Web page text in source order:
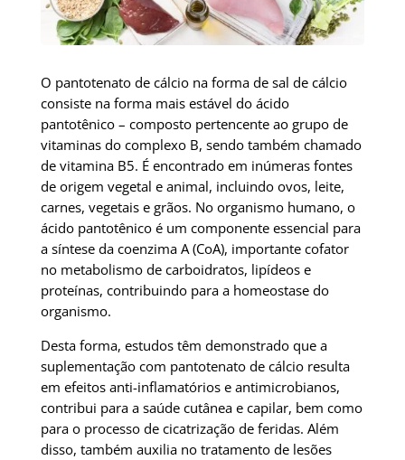
O pantotenato de cálcio na forma de sal de cálcio
consiste na forma mais estável do ácido
pantotênico – composto pertencente ao grupo de
vitaminas do complexo B, sendo também chamado
de vitamina B5. É encontrado em inúmeras fontes
de origem vegetal e animal, incluindo ovos, leite,
carnes, vegetais e grãos. No organismo humano, o
ácido pantotênico é um componente essencial para
a síntese da coenzima A (CoA), importante cofator
no metabolismo de carboidratos, lipídeos e
proteínas, contribuindo para a homeostase do
organismo.
Desta forma, estudos têm demonstrado que a
suplementação com pantotenato de cálcio resulta
em efeitos anti-inflamatórios e antimicrobianos,
contribui para a saúde cutânea e capilar, bem como
para o processo de cicatrização de feridas. Além
disso, também auxilia no tratamento de lesões